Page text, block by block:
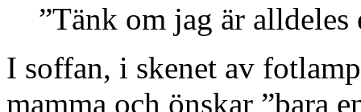
”Tänk om jag är alldeles
I soffan, i skenet av
mamma och önskar ”bara